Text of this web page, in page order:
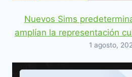
Nuevos Sims
amplían la representación
1 agosto,